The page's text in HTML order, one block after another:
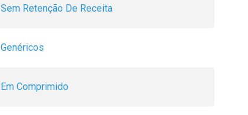
Sem Retenção De Receita
Genéricos
Em Comprimido